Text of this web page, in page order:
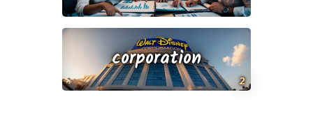
2
corporation